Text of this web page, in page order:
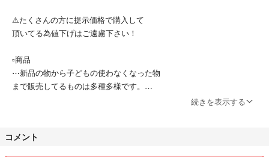
⚠たくさんの方に提示価格で購入して
頂いてる為値下げはご遠慮下さい！
▫商品
⋯新品の物から子どもの使わなくなった物
まで販売してるものは多種多様です。
⚠以上の事から神経質な方はご遠慮下さい(> <)
続きを表示する
コメント